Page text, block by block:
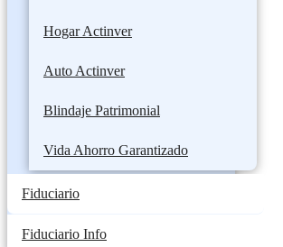
Hogar Actinver
Auto Actinver
Blindaje Patrimonial
Vida Ahorro Garantizado
Fiduciario
Fiduciario Info